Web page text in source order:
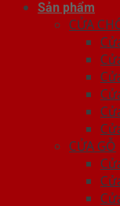
Sản phẩm
CỬA
CỬA GỖ